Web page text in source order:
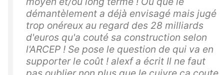
démantèlement a déjà envisagé mais jugé
trop onéreux au regard des 28 milliards
d'euros qu'a couté sa construction selon
l'ARCEP ! Se pose le question de qui va en
supporter le coût ! alexf a écrit Il ne faut